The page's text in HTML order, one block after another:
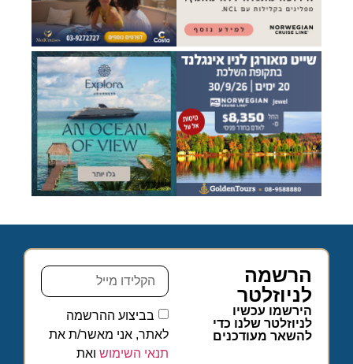
הרשמה
לניוזלטר
הירשמו עכשיו
לניוזלטר שלנו כדי
להשאר מעודכנים
בביצוע ההרשמה
לאתר, אני מאשר/ת את
תנאי השימוש ואת